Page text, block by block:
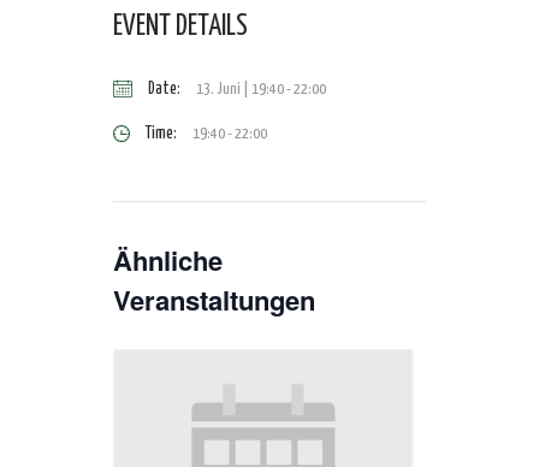
EVENT DETAILS
Date: 13. Juni | 19:40-22:00
Time: 19:40 - 22:00
Ähnliche
Veranstaltungen